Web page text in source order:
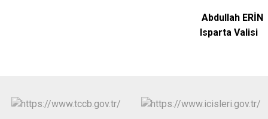
Abdullah ERİN
Isparta Valisi